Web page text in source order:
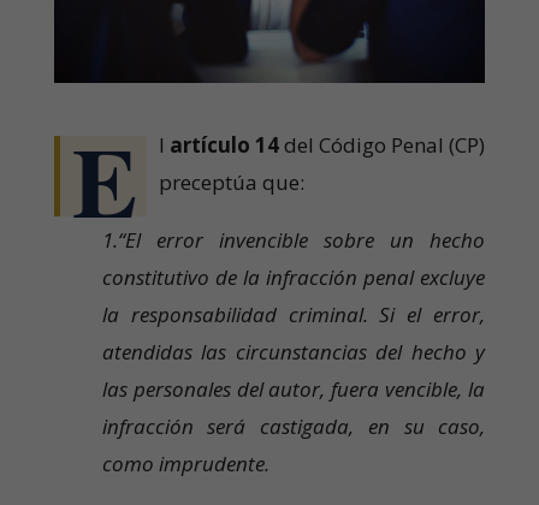
E l artículo 14del Código Penal (CP)
preceptúa que:
1.“El error invencible sobre un hecho
constitutivo de la infracción penal excluye
la responsabilidad criminal. Si el error,
atendidas las circunstancias del hecho y
las personales del autor, fuera vencible, la
infracción será castigada, en su caso,
como imprudente.